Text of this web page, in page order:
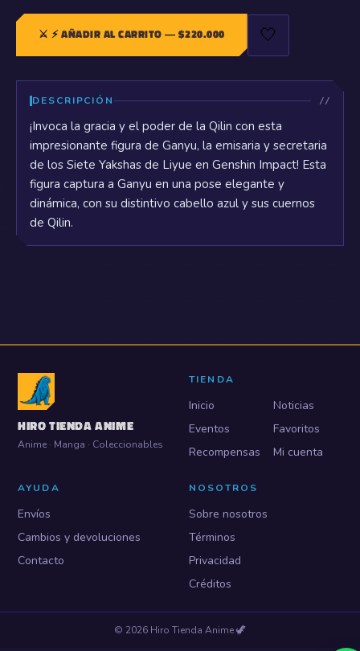
⚔️⚡ AÑADIR AL CARRITO — $220.000 🤍
DESCRIPCIÓN
¡Invoca la gracia y el poder de la Qilin con esta
impresionante figura de Ganyu, la emisaria y secretaria
de los Siete Yakshas de Liyue en Genshin Impact! Esta
figura captura a Ganyu en una pose elegante y
dinámica, con su distintivo cabello azul y sus cuernos
de Qilin.
HIRO TIENDA ANIME
Anime · Manga · Coleccionables
TIENDA
Inicio
Noticias
Eventos
Favoritos
Recompensas
Mi cuenta
AYUDA
Envíos
Cambios y devoluciones
Contacto
NOSOTROS
Sobre nosotros
Términos
Privacidad
Créditos
© 2026 Hiro Tienda Anime🦖